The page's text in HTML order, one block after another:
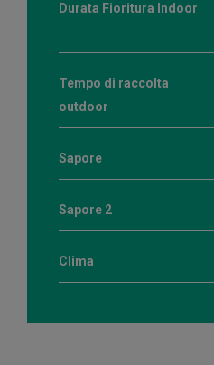
Durata Fioritura Indoor
Tempo di raccolta
outdoor
Sapore
Sapore 2
Clima